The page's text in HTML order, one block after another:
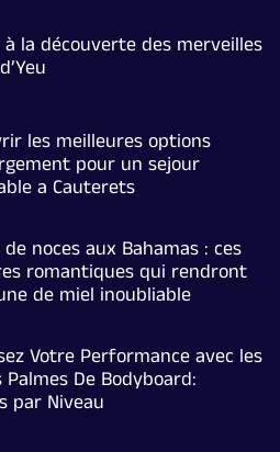
à la découverte des merveilles
les meilleures options
pour un sejour
a Cauterets
de noces aux Bahamas : ces
romantiques qui rendront
de miel inoubliable
Votre Performance avec les
Palmes De Bodyboard:
par Niveau